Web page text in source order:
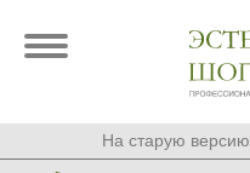
На старую